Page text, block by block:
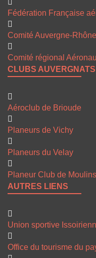
Fédération Française
Comité Auvergne-
Comité régional
CLUBS
Aéroclub de Brioude
Planeurs de Vichy
Planeurs du Velay
Planeur Club de Moulins
AUTRES LIENS
Union sportive
Office du tourisme du